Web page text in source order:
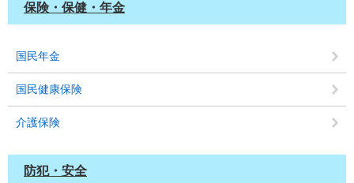
保険・保健・年金
国民年金
国民健康保険
介護保険
防犯・安全